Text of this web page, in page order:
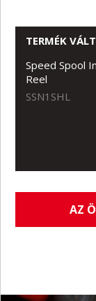
TERMÉK
Speed Spool
Reel
SSN1SHL
AZ